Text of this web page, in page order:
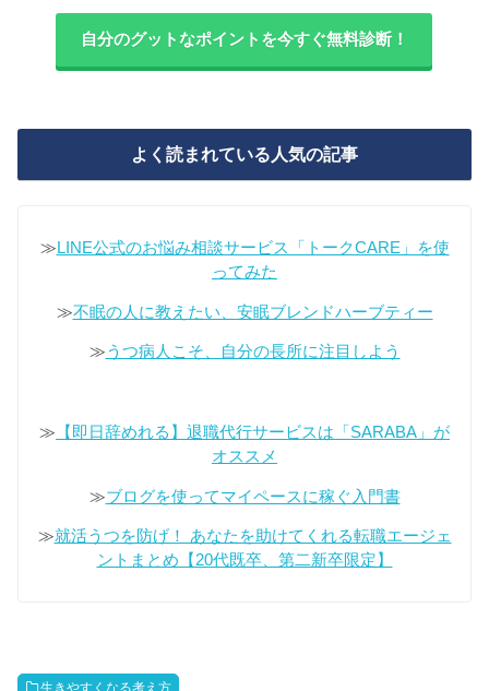
自分のグットなポイントを今すぐ無料診断！
よく読まれている人気の記事
≫ LINE公式のお悩み相談サービス「トークCARE」を使
ってみた
≫不眠の人に教えたい、安眠ブレンドハーブティー
≫うつ病人こそ、自分の長所に注目しよう
≫ 【即日辞めれる】退職代行サービスは「SARABA」が
オススメ
≫ブログを使ってマイペースに稼ぐ入門書
≫就活うつを防げ！ あなたを助けてくれる転職エージェ
ントまとめ【20代既卒、第二新卒限定】
生きやすくなる考え方